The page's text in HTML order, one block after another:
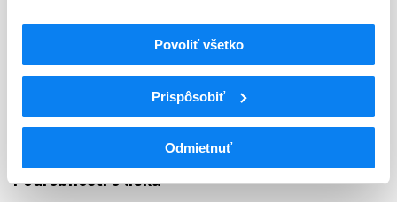
Povoliť všetko
Prispôsobiť
Odmietnuť
ATC
Cytostatiká a imunomodulátory
L01
Cytostatiká
Inhibítory proteínkinázy
L01EA02
Dazatinib
Podrobnosti o lieku